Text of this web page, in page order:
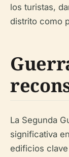
los turistas,
distrito como
La Segunda
significativa
edificios